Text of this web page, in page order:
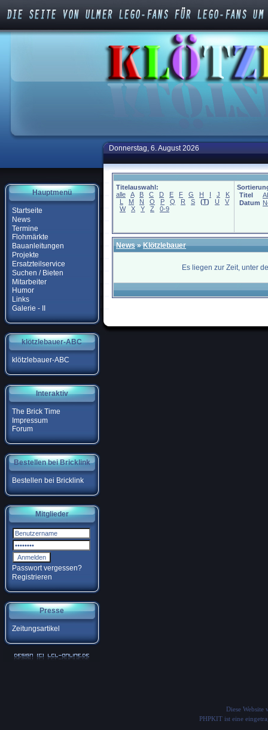
Hauptmenü
Startseite
News
Termine
Flohmärkte
Bauanleitungen
Projekte
Ersatzteilservice
Suchen / Bieten
Mitarbeiter
Humor
Links
Galerie - II
klötzlebauer-ABC
klötzlebauer-ABC
Interaktiv
The Brick Time
Impressum
Forum
Bestellen bei Bricklink
Bestellen bei Bricklink
Mitglieder
Passwort vergessen?
Registrieren
Presse
Zeitungsartikel
Donnerstag, 6. August 2026
Titelauswahl:
alle
A B C D E F G H I J
K
L
M N O P Q R S (T) U
V
W
X Y Z 0-9
Titel
Datum
News»Klötzlebauer
Es liegen zur Zeit, unter
Diese Website
PHPKIT ist eine